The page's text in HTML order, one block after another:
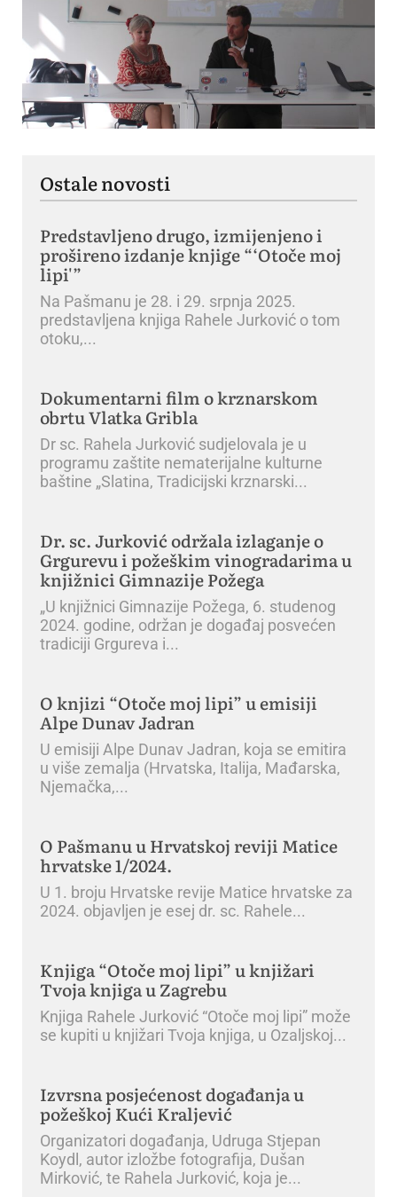
Ostale novosti
Predstavljeno drugo, izmijenjeno i
prošireno izdanje knjige “‘Otoče moj
lipi'”
Na Pašmanu je 28. i 29. srpnja 2025.
predstavljena knjiga Rahele Jurković o tom
otoku,
Dokumentarni film o krznarskom
obrtu Vlatka Gribla
Dr sc. Rahela Jurković sudjelovala je u
programu zaštite nematerijalne kulturne
baštine „Slatina, Tradicijski krznarski
Dr. sc. Jurković održala izlaganje o
Grgurevu i požeškim vinogradarima u
knjižnici Gimnazije Požega
„U knjižnici Gimnazije Požega, 6. studenog
2024. godine, održan je događaj posvećen
tradiciji Grgureva i
O knjizi “Otoče moj lipi” u emisiji
Alpe Dunav Jadran
U emisiji Alpe Dunav Jadran, koja se emitira
u više zemalja (Hrvatska, Italija, Mađarska,
Njemačka,
O Pašmanu u Hrvatskoj reviji Matice
hrvatske 1/2024.
U 1. broju Hrvatske revije Matice hrvatske za
2024. objavljen je esej dr. sc. Rahele
Knjiga “Otoče moj lipi” u knjižari
Tvoja knjiga u Zagrebu
Knjiga Rahele Jurković “Otoče moj lipi” može
se kupiti u knjižari Tvoja knjiga, u Ozaljskoj
Izvrsna posjećenost događanja u
požeškoj Kući Kraljević
Organizatori događanja, Udruga Stjepan
Koydl, autor izložbe fotografija, Dušan
Mirković, te Rahela Jurković, koja je